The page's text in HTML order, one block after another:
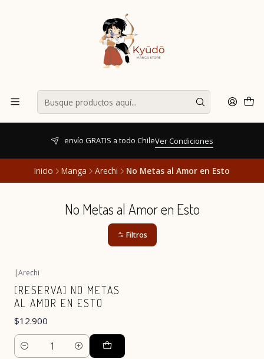
envío GRATIS a todo ChileVer Condiciones
Inicio Manga Arechi No Metas al Amor en Esto
No Metas al Amor en Esto
Filtros
|Arechi
[RESERVA] NO METAS
AL AMOR EN ESTO
$12.900
Cantidad